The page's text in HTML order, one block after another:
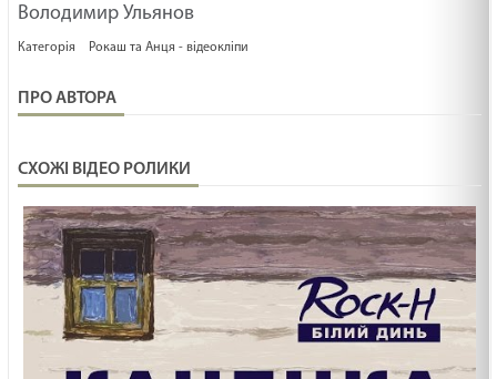
19.02.2025
19.02.2025
Знатися з Ісусом
19.02.2025
ВМІТИ ЦІНУВАТИ /1499/ Майтеся файно
19.02.2025
Володимир Ульянов
Категорія Рокаш та Анця - відеокліпи
ПРО АВТОРА
СХОЖІ ВІДЕО РОЛИКИ